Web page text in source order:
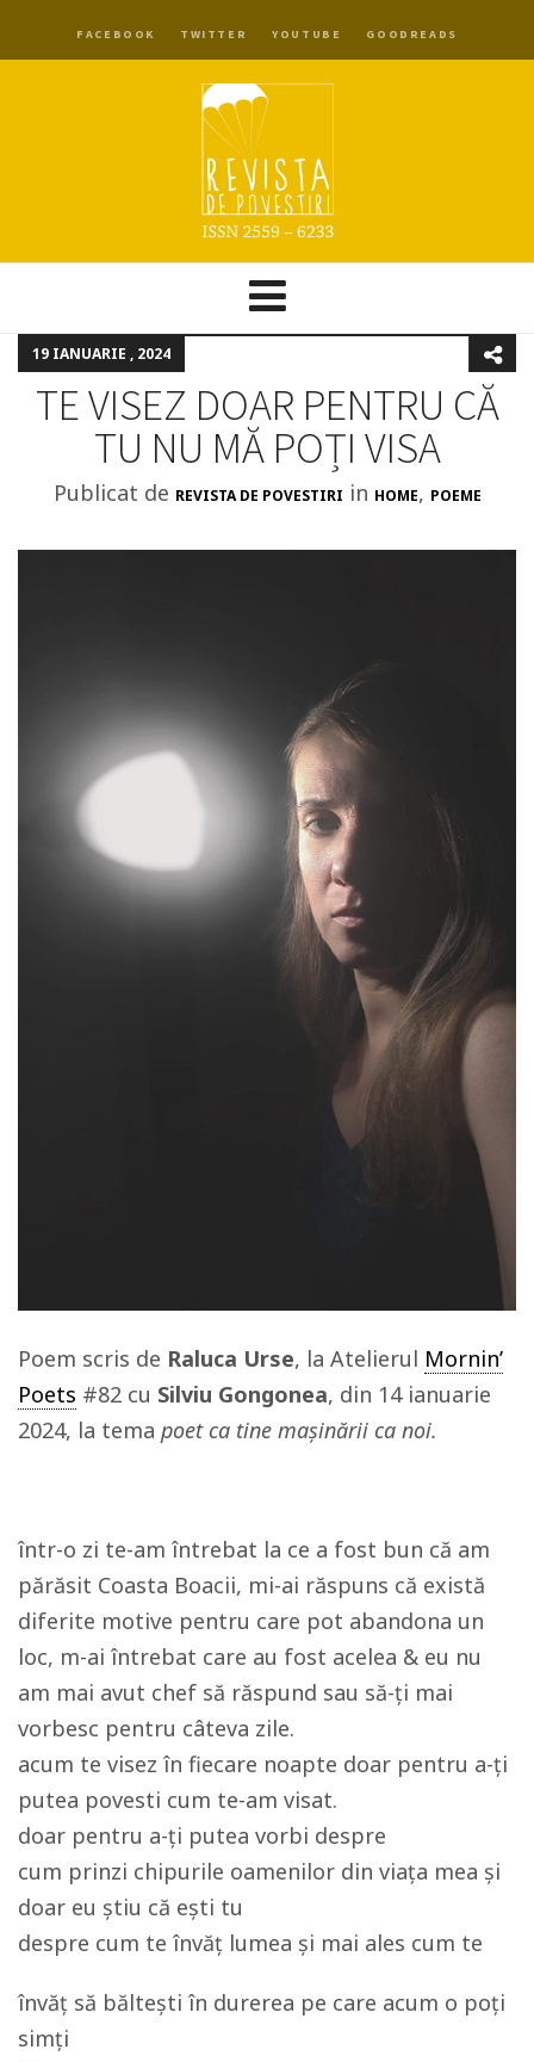
FACEBOOK TWITTER YOUTUBE GOODREADS
19 IANUARIE , 2024
TE VISEZ DOAR PENTRU CĂ
TU NU MĂ POȚI VISA
Publicat de REVISTA DE POVESTIRI in HOME, POEME
Poem scris de Raluca Urse, la Atelierul Mornin’
Poets #82 cu Silviu Gongonea, din 14 ianuarie
2024, la tema poet ca tine mașinării ca noi.
într-o zi te-am întrebat la ce a fost bun că am
părăsit Coasta Boacii, mi-ai răspuns că există
diferite motive pentru care pot abandona un
loc, m-ai întrebat care au fost acelea & eu nu
am mai avut chef să răspund sau să-ți mai
vorbesc pentru câteva zile.
acum te visez în fiecare noapte doar pentru a-ți
putea povesti cum te-am visat.
doar pentru a-ți putea vorbi despre
cum prinzi chipurile oamenilor din viața mea și
doar eu știu că ești tu
despre cum te învăț lumea și mai ales cum te
învăț să băltești în durerea pe care acum o poți
simți